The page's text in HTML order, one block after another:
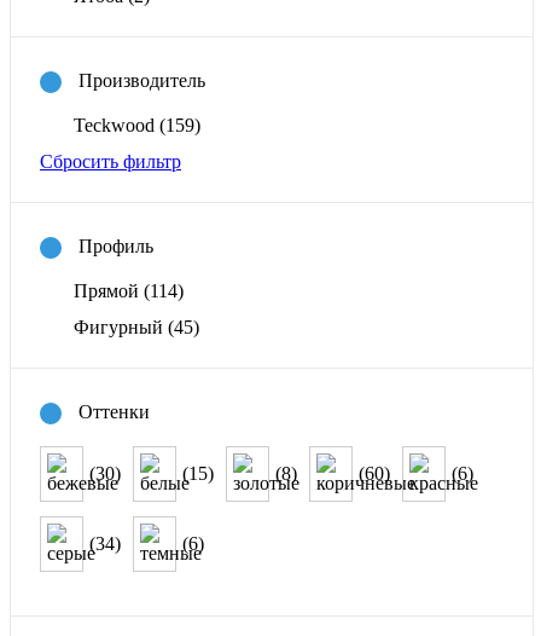
Производитель
Teckwood (159)
Сбросить фильтр
Профиль
Прямой (114)
Фигурный (45)
Оттенки
(30) (15) (8) (60) (6)
(34) (6)